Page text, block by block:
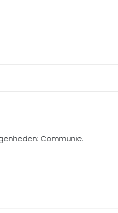
Communie.